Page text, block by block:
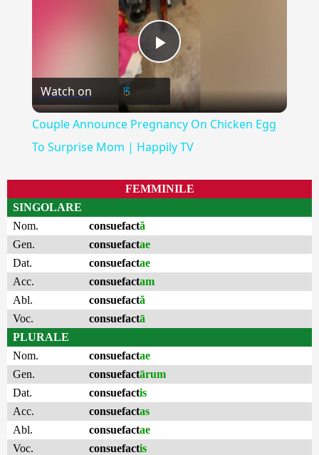
Play
Video
Watch on
Couple Announce Pregnancy On Chicken Egg
To Surprise Mom | Happily TV
FEMMINILE
SINGOLARE
Nom.
consuefactă
Gen.
consuefactae
Dat.
consuefactae
Acc.
consuefactam
Abl.
consuefactă
Voc.
consuefactā
PLURALE
Nom.
consuefactae
Gen.
consuefactārum
Dat.
consuefactis
Acc.
consuefactas
Abl.
consuefactae
Voc.
consuefactis